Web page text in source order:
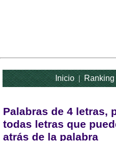
Inicio|Ranking
Palabras de 4 letras,
todas letras que
atrás de la palabra